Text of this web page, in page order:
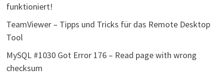
funktioniert!
TeamViewer – Tipps und Tricks für das Remote Desktop
Tool
MySQL #1030 Got Error 176 – Read page with wrong
checksum